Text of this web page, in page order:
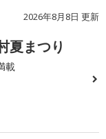
2026年8月8日 更新
夏まつり
載